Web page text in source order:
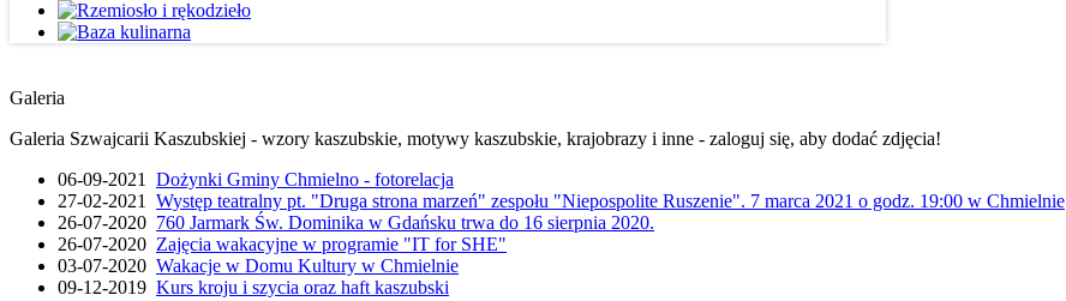
Galeria
Galeria Szwajcarii Kaszubskiej - wzory kaszubskie, motywy kaszubskie, krajobrazy i inne - zaloguj się, aby dodać zdjęcia!
06-09-2021 Dożynki Gminy Chmielno - fotorelacja
27-02-2021 Występ teatralny pt. "Druga strona marzeń" zespołu "Niepospolite Ruszenie". 7 marca 2021 o godz. 19:00 w Chmielnie
26-07-2020 760 Jarmark Św. Dominika w Gdańsku trwa do 16 sierpnia 2020.
26-07-2020 Zajęcia wakacyjne w programie "IT for SHE"
03-07-2020 Wakacje w Domu Kultury w Chmielnie
09-12-2019 Kurs kroju i szycia oraz haft kaszubski